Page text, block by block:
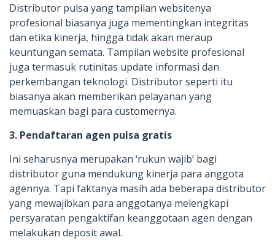
Distributor pulsa yang tampilan websitenya
profesional biasanya juga mementingkan integritas
dan etika kinerja, hingga tidak akan meraup
keuntungan semata. Tampilan website profesional
juga termasuk rutinitas update informasi dan
perkembangan teknologi. Distributor seperti itu
biasanya akan memberikan pelayanan yang
memuaskan bagi para customernya.
3. Pendaftaran agen pulsa gratis
Ini seharusnya merupakan ‘rukun wajib’ bagi
distributor guna mendukung kinerja para anggota
agennya. Tapi faktanya masih ada beberapa distributor
yang mewajibkan para anggotanya melengkapi
persyaratan pengaktifan keanggotaan agen dengan
melakukan deposit awal.